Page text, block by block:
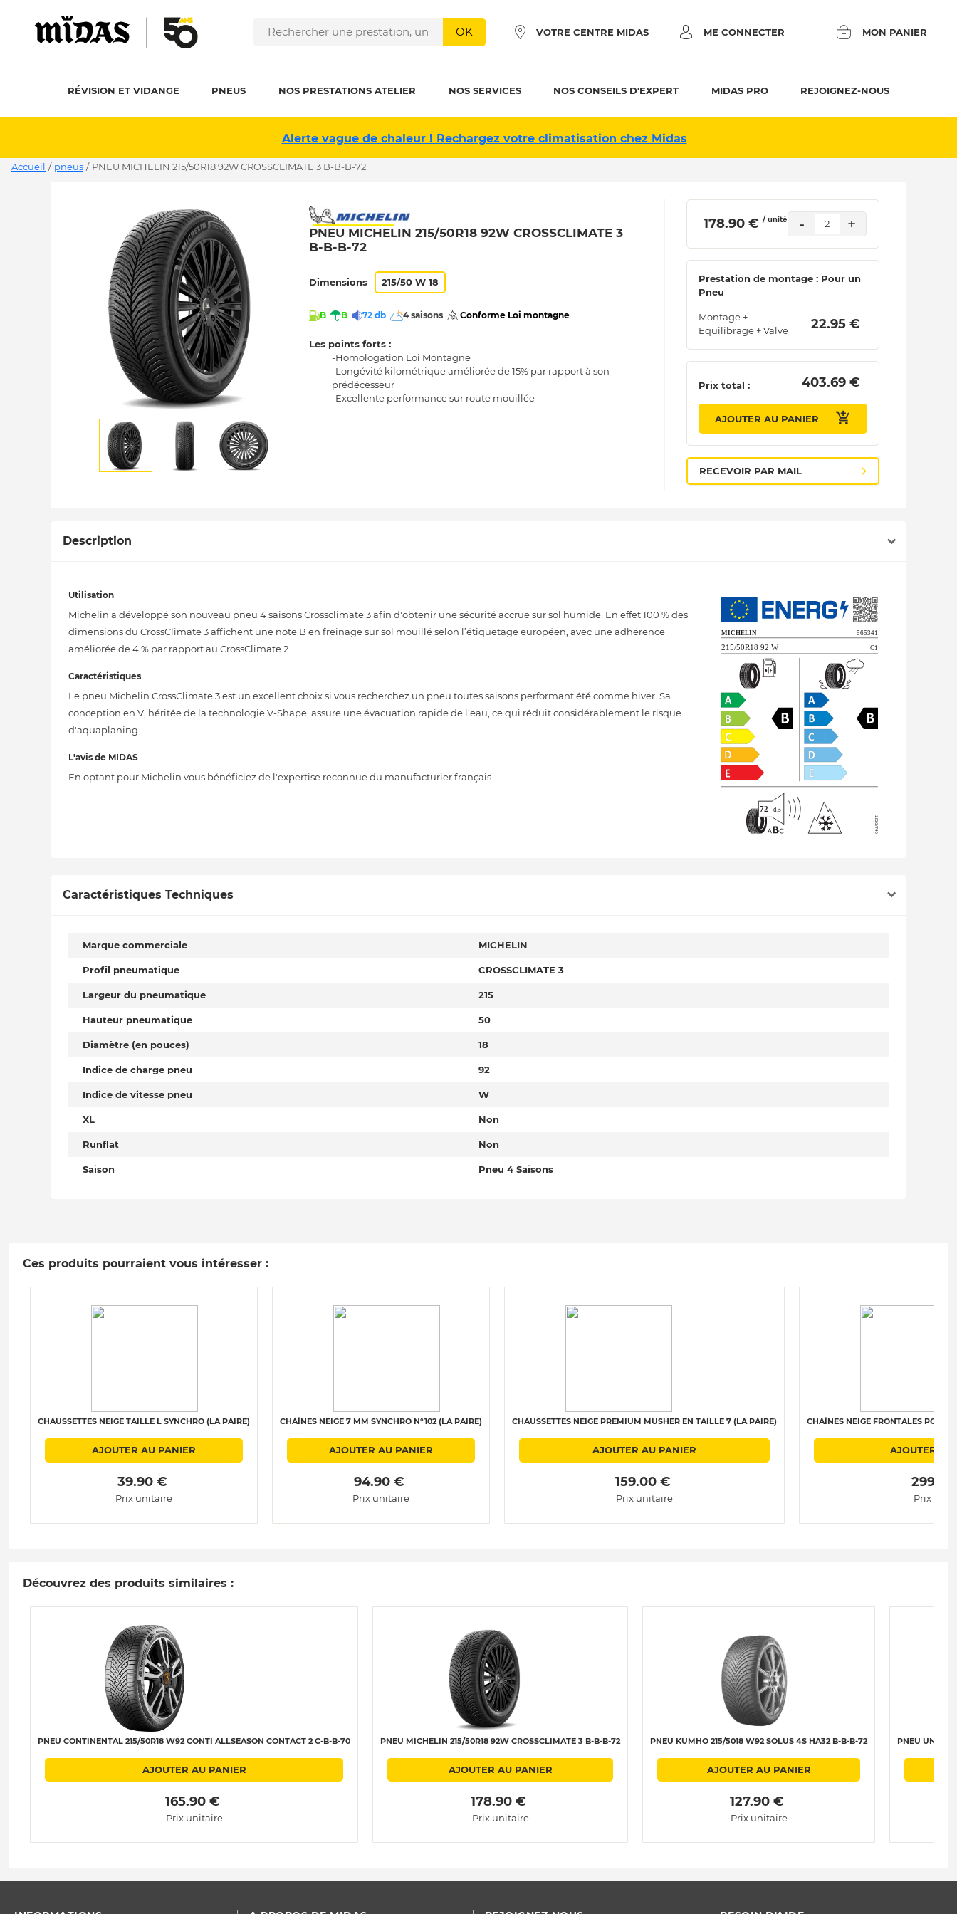
OK VOTRE CENTRE MIDAS ME CONNECTER MON PANIER
RÉVISION ET VIDANGE PNEUS NOS PRESTATIONS ATELIER NOS SERVICES NOS CONSEILS D'EXPERT MIDAS PRO REJOIGNEZ-NOUS
Alerte vague de chaleur ! Rechargez votre climatisation chez Midas
Accueil / pneus / PNEU MICHELIN 215/50R18 92W CROSSCLIMATE 3 B-B-B-72
PNEU MICHELIN 215/50R18 92W CROSSCLIMATE 3
B-B-B-72
Dimensions 215/50 W 18
B B 72 db 4 saisons Conforme Loi montagne
Les points forts :
-Homologation Loi Montagne
-Longévité kilométrique améliorée de 15% par rapport à son
prédécesseur
-Excellente performance sur route mouillée
178.90 € / unité - 2 +
Prestation de montage : Pour un
Pneu
Montage +
Equilibrage + Valve
22.95 €
Prix total : 403.69 €
AJOUTER AU PANIER
RECEVOIR PAR MAIL
Description
Utilisation
Michelin a développé son nouveau pneu 4 saisons Crossclimate 3 afin d'obtenir une sécurité accrue sur sol humide. En effet 100 % des
dimensions du CrossClimate 3 affichent une note B en freinage sur sol mouillé selon l’étiquetage européen, avec une adhérence
améliorée de 4 % par rapport au CrossClimate 2.
Caractéristiques
Le pneu Michelin CrossClimate 3 est un excellent choix si vous recherchez un pneu toutes saisons performant été comme hiver. Sa
conception en V, héritée de la technologie V-Shape, assure une évacuation rapide de l'eau, ce qui réduit considérablement le risque
d'aquaplaning.
L'avis de MIDAS
En optant pour Michelin vous bénéficiez de l'expertise reconnue du manufacturier français.
Caractéristiques Techniques
Marque commerciale MICHELIN
Profil pneumatique CROSSCLIMATE 3
Largeur du pneumatique 215
Hauteur pneumatique 50
Diamètre (en pouces) 18
Indice de charge pneu 92
Indice de vitesse pneu W
XL Non
Runflat Non
Saison Pneu 4 Saisons
Ces produits pourraient vous intéresser :
CHAUSSETTES NEIGE TAILLE L SYNCHRO (LA PAIRE)
AJOUTER AU PANIER
39.90 €
Prix unitaire
CHAÎNES NEIGE 7 MM SYNCHRO N°102 (LA PAIRE)
AJOUTER AU PANIER
94.90 €
Prix unitaire
CHAUSSETTES NEIGE PREMIUM MUSHER EN TAILLE 7 (LA PAIRE)
AJOUTER AU PANIER
159.00 €
Prix unitaire
CHAÎNES NEIGE FRONTALES
AJOUTER AU
Prix
Découvrez des produits similaires :
PNEU CONTINENTAL 215/50R18 W92 CONTI ALLSEASON CONTACT 2 C-B-B-70
AJOUTER AU PANIER
165.90 €
Prix unitaire
PNEU MICHELIN 215/50R18 92W CROSSCLIMATE 3 B-B-B-72
AJOUTER AU PANIER
178.90 €
Prix unitaire
PNEU KUMHO 215/5018 W92 SOLUS 4S HA32 B-B-B-72
AJOUTER AU PANIER
127.90 €
Prix unitaire
PNEU